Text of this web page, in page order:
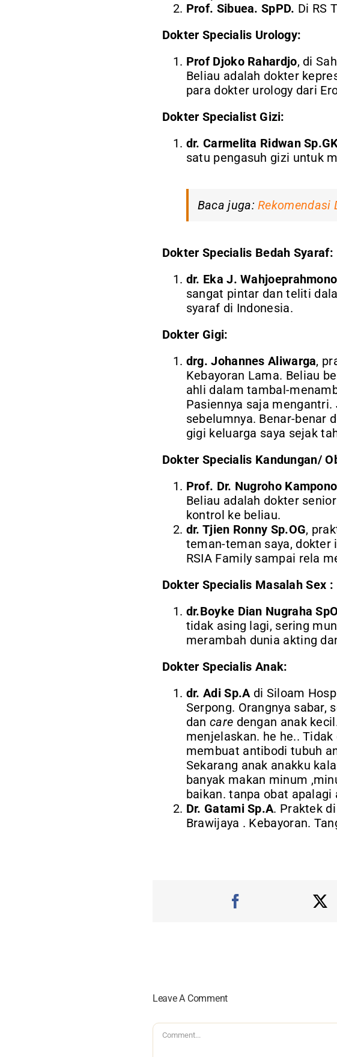
Prof. Sibuea. SpPD. Di RS
Dokter Specialis Urology:
Prof Djoko Rahardjo, di
Beliau adalah dokter
para dokter urology dari
Dokter Specialist Gizi:
dr. Carmelita Ridwan
satu pengasuh gizi untuk
Baca juga:Rekomendasi
Dokter Specialis Bedah Syaraf:
dr. Eka J. Wahjoeprahmono
sangat pintar dan teliti
syaraf di Indonesia.
Dokter Gigi:
drg. Johannes Aliwarga,
Kebayoran Lama. Beliau
ahli dalam tambal-
Pasiennya saja
sebelumnya. Benar-benar
gigi keluarga saya sejak
Dokter Specialis Kandungan/
Prof. Dr. Nugroho
Beliau adalah dokter
kontrol ke beliau.
dr. Tjien Ronny Sp.OG,
teman-teman saya, dokter
RSIA Family sampai rela
Dokter Specialis Masalah Sex :
dr.Boyke Dian Nugraha
tidak asing lagi, sering
merambah dunia akting
Dokter Specialis Anak:
dr. Adi Sp.Adi Siloam
Serpong. Orangnya sabar,
dancare dengan anak
menjelaskan. he he..
membuat antibodi tubuh
Sekarang anak anakku
banyak makan minum
baikan. tanpa obat apalagi
Dr. Gatami Sp.A. Praktek
Brawijaya . Kebayoran.
Leave A Comment
Comment